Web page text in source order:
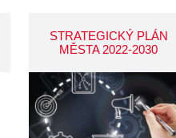
STRATEGICKÝ PLÁN
MĚSTA 2022-2030